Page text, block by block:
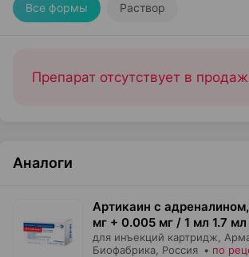
Все формы Раствор
Препарат отсутствует в
Аналоги
Артикаин с
мг + 0.005 мг / 1 мл 1.7 мл
для инъекций картридж,
Биофабрика , Россия • по